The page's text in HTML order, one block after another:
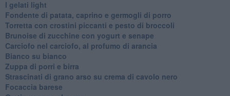
I gelati light
Fondente di patata, caprino e germogli di porro
Torretta con crostini piccanti e pesto di broccoli
Brunoise di zucchine con yogurt e senape
Carciofo nel carciofo, al profumo di arancia
Bianco su bianco
Zuppa di porri e birra
Strascinati di grano arso su crema di cavolo nero
Focaccia barese